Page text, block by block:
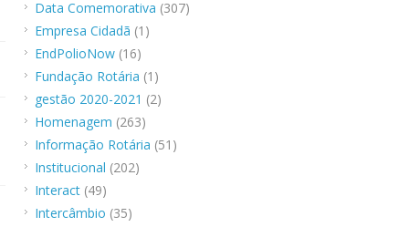
Data Comemorativa (307)
Empresa Cidadã (1)
EndPolioNow (16)
Fundação Rotária (1)
gestão 2020-2021 (2)
Homenagem (263)
Informação Rotária (51)
Institucional (202)
Interact (49)
Intercâmbio (35)